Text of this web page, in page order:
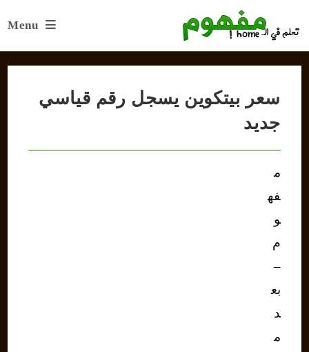
Menu
سعر بيتكوين يسجل رقم قياسي
جديد
م
فه
و
م
–
بع
د
م